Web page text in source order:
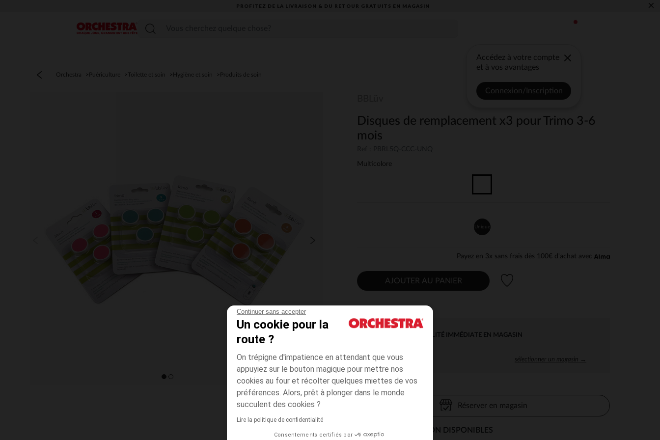
Continuer sans accepter
Un cookie pour la
route ?
On trépigne d'impatience en attendant que vous
appuyiez sur le bouton magique pour mettre nos
cookies au four et récolter quelques miettes de vos
préférences. Alors, prêt à plonger dans le monde
succulent des cookies ?
Lire la politique de confidentialité
Consentements certifiés par
PROFITEZ DE LA LIVRAISON & DU RETOUR GRATUITS EN MAGASIN​ ×
Menu
Accédez à votre compte
et à vos avantages
Connexion/Inscription
Orchestra Puériculture Toilette et soin Hygiène et soin Produits de soin
Disques de remplacement x3 pour Trimo 3-6
mois
Multicolore
Unique
Payez en 3x sans frais dès 100€ d'achat avec
AJOUTER AU PANIER
DISPONIBILITÉ IMMÉDIATE EN MAGASIN
sélectionner un magasin →
Réserver en magasin
MODES DE LIVRAISON DISPONIBLES